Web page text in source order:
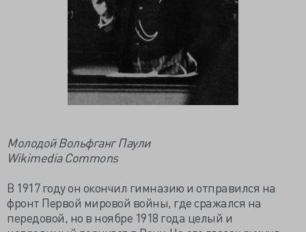
Молодой Вольфганг Паули
Wikimedia Commons
В 1917 году он окончил гимназию и отправился на
фронт Первой мировой войны, где сражался на
передовой, но в ноябре 1918 года целый и